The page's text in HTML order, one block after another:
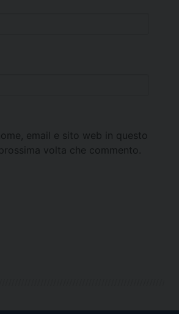
email e sito web in questo
volta che commento.